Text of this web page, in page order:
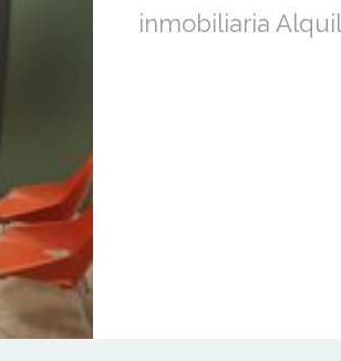
inmobiliaria